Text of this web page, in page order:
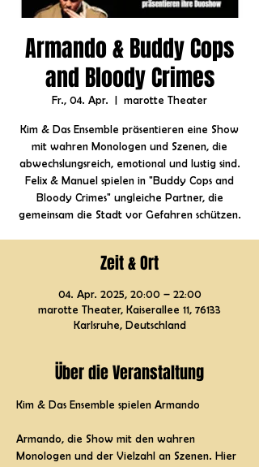
Armando & Buddy Cops
and Bloody Crimes
Fr., 04. Apr. marotte Theater
Kim & Das Ensemble präsentieren eine Show
mit wahren Monologen und Szenen, die
abwechslungsreich, emotional und lustig sind.
Felix & Manuel spielen in "Buddy Cops and
Bloody Crimes" ungleiche Partner, die
gemeinsam die Stadt vor Gefahren schützen.
Zeit & Ort
04. Apr. 2025, 20:00 – 22:00
marotte Theater, Kaiserallee 11, 76133
Karlsruhe, Deutschland
Über die Veranstaltung
Kim & Das Ensemble spielen Armando
Armando, die Show mit den wahren
Monologen und der Vielzahl an Szenen. Hier